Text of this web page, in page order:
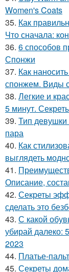
Women's Coats
35. Как
Что сначала:
36. 6 способов
Спонжи
37. Как
спонжем. Виды
38. Легкие и
5 минут.
39. Тип девушки
пара
40. Как
выглядеть
41.
Описание,
42. Секреты
сделать это
43. С какой
убирай далеко:
2023
44. Платье-
45. Секреты